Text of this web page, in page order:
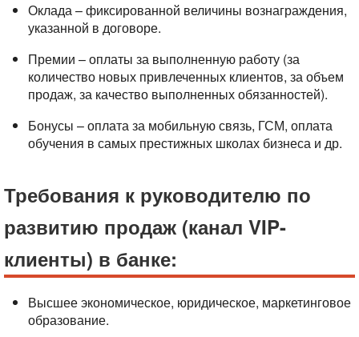
Оклада – фиксированной величины вознаграждения,
указанной в договоре.
Премии – оплаты за выполненную работу (за
количество новых привлеченных клиентов, за объем
продаж, за качество выполненных обязанностей).
Бонусы – оплата за мобильную связь, ГСМ, оплата
обучения в самых престижных школах бизнеса и др.
Требования к руководителю по
развитию продаж (канал VIP-
клиенты) в банке:
Высшее экономическое, юридическое, маркетинговое
образование.